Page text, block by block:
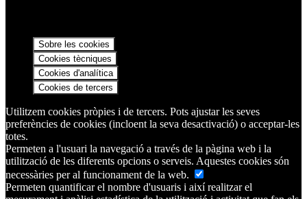
Sobre les cookies
Cookies tècniques
Cookies d'analítica
Cookies de tercers
Utilitzem cookies pròpies i de tercers. Pots ajustar les seves
preferències de cookies (incloent la seva desactivació) o acceptar-les
totes.
Permeten a l'usuari la navegació a través de la pàgina web i la
utilització de les diferents opcions o serveis. Aquestes cookies són
necessàries per al funcionament de la web.
Permeten quantificar el nombre d'usuaris i així realitzar el